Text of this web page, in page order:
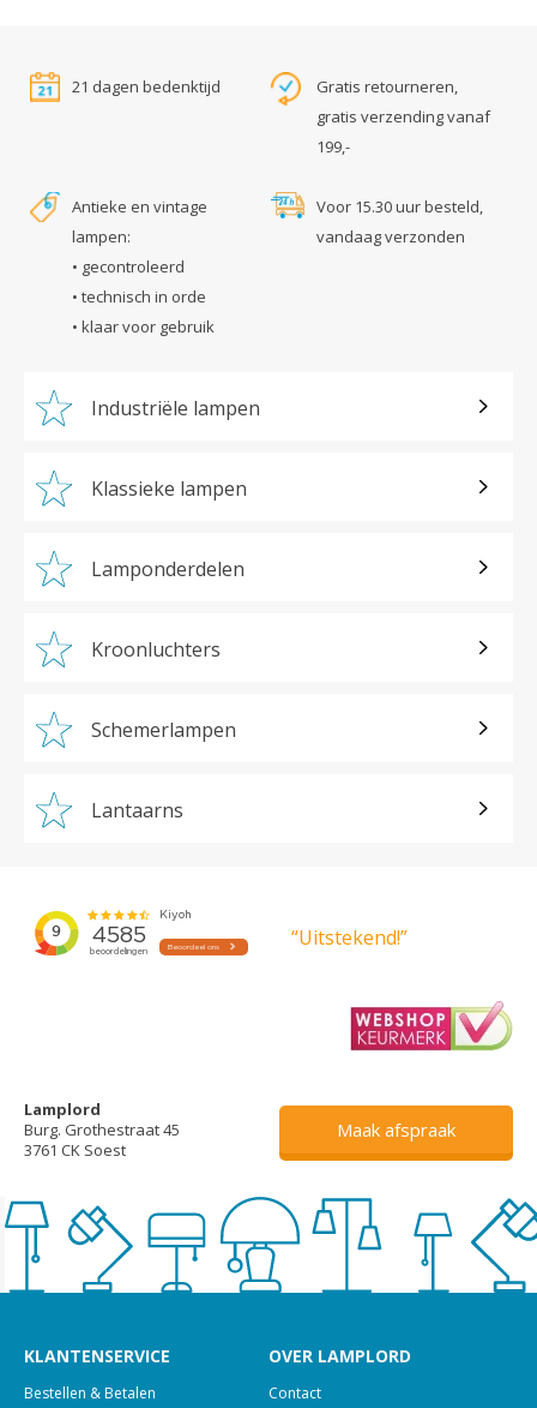
21 dagen bedenktijd
Gratis retourneren,
gratis verzending vanaf
199,-
Antieke en vintage
lampen:
• gecontroleerd
• technisch in orde
• klaar voor gebruik
Voor 15.30 uur besteld,
vandaag verzonden
Industriële lampen
Klassieke lampen
Lamponderdelen
Kroonluchters
Schemerlampen
Lantaarns
“Uitstekend!”
Lamplord
Burg. Grothestraat 45
3761 CK Soest
Maak afspraak
KLANTENSERVICE
Bestellen & Betalen
OVER LAMPLORD
Contact